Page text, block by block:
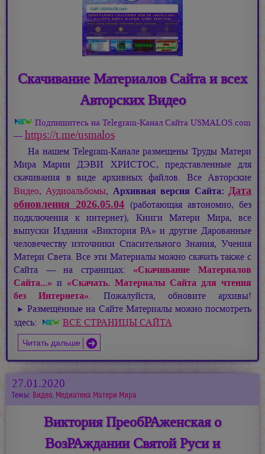
Скачивание Материалов Сайта и всех
Авторских Видео
Подпишитесь на Telegram-Канал Сайта USMALOS.com
— https://t.me/usmalos
На нашем Telegram-Канале размещены Труды Матери
МираМарии ДЭВИ ХРИСТОС, представленные для
скачивания в виде архивных файлов. Все Авторские
Видео,Аудиоальбомы, Архивная версия Сайта:Дата
обновления 2026.05.04 (работающая автономно, без
подключения к интернет), Книги Матери Мира, все
выпуски Издания «Виктория РА» и другие Дарованные
человечеству източники Спасительного Знания, Учения
Матери Света. Все эти Материалы можно скачать также с
Сайта — на страницах: «Скачивание Материалов
Сайта...» и «Скачать. Материалы Сайта для чтения
без Интернета». Пожалуйста, обновите архивы!
► Размещённые на Сайте Материалы можно посмотреть
здесь:
ВСЕ СТРАНИЦЫ САЙТА
Читать дальше
27.01.2020
Темы: Видео, Медиатека Матери Мира
Виктория ПреобРАженская о
ВозРАждании Святой Руси и